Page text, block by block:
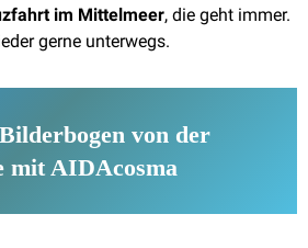
im Mittelmeer, die geht immer.
gerne unterwegs.
von der
mit AIDAcosma